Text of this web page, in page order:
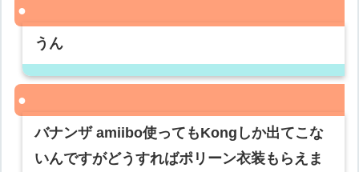
うん
バナンザ amiibo使ってもKongしか出てこな
いんですがどうすればポリーン衣装もらえま